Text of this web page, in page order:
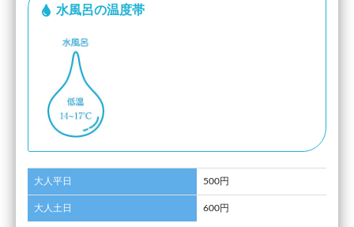
水風呂の温度帯
大人平日 500円
大人土日 600円